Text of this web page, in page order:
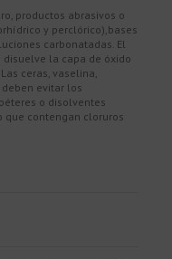
productos abrasivos o
y perclórico),bases
carbonatadas. El
la capa de óxido
ceras, vaselina,
evitar los
o disolventes
que contengan cloruros